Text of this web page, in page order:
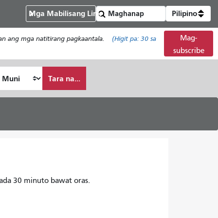
Mga Mabilisang Link Pilipino
ang mga natitirang pagkaantala. (Higit pa: 30 sa
Mag-
subscribe
Tara na...
30 minuto bawat oras.